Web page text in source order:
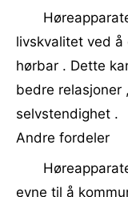
livskvalitet ved å
hørbar . Dette
bedre relasjoner
selvstendighet .
Andre fordeler
evne til å